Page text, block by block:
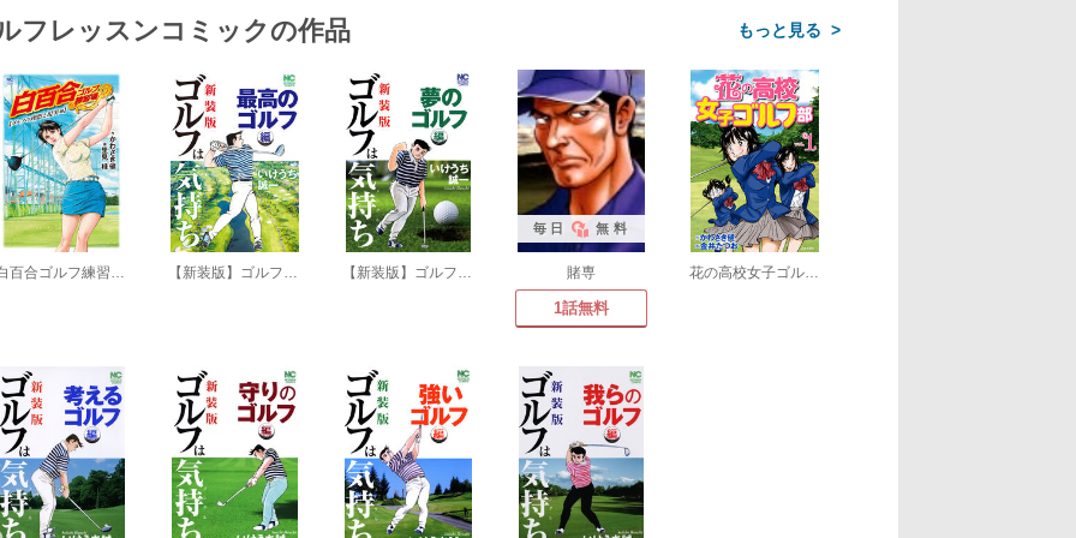
フレッスンコミックの作品 >
毎日 無料
賭専
1話無料
花の高校女子ゴルフ部